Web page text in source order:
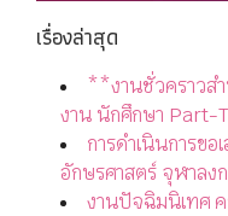
เรื่องล่าสุด
**งานชั่วคราว
งาน นักศึกษา Part-
การดำเนินการข
อักษรศาสตร์ จุฬาล
งานปัจฉิมนิเทศ